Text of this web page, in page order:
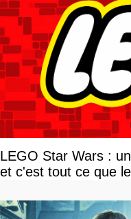
LEGO Star Wars :
et c'est tout ce que